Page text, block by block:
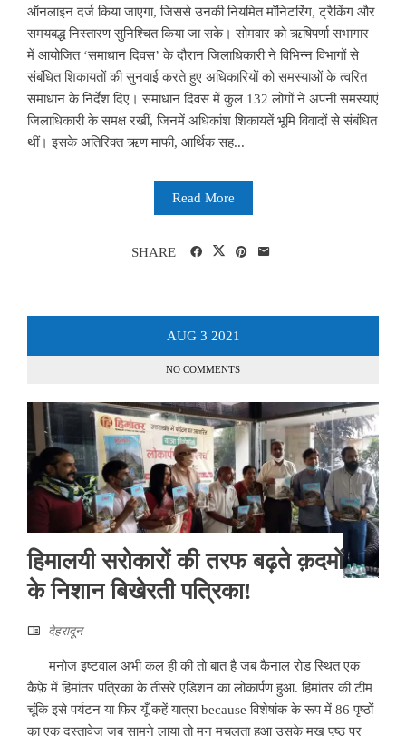
ऑनलाइन दर्ज किया जाएगा, जिससे उनकी नियमित मॉनिटरिंग, ट्रैकिंग और
समयबद्ध निस्तारण सुनिश्चित किया जा सके। सोमवार को ऋषिपर्णा सभागार
में आयोजित ‘समाधान दिवस’ के दौरान जिलाधिकारी ने विभिन्न विभागों से
संबंधित शिकायतों की सुनवाई करते हुए अधिकारियों को समस्याओं के त्वरित
समाधान के निर्देश दिए। समाधान दिवस में कुल 132 लोगों ने अपनी समस्याएं
जिलाधिकारी के समक्ष रखीं, जिनमें अधिकांश शिकायतें भूमि विवादों से संबंधित
थीं। इसके अतिरिक्त ऋण माफी, आर्थिक सह...
Read More
SHARE
AUG 3 2021
NO COMMENTS
हिमालयी सरोकारों की तरफ बढ़ते क़दमों
के निशान बिखेरती पत्रिका!
देहरादून
मनोज इष्टवाल अभी कल ही की तो बात है जब कैनाल रोड स्थित एक
कैफ़े में हिमांतर पत्रिका के तीसरे एडिशन का लोकार्पण हुआ. हिमांतर की टीम
चूंकि इसे पर्यटन या फिर यूँ कहें यात्रा because विशेषांक के रूप में 86 पृष्ठों
का एक दस्तावेज जब सामने लाया तो मन मचलता हुआ उसके मुख पृष्ठ पर